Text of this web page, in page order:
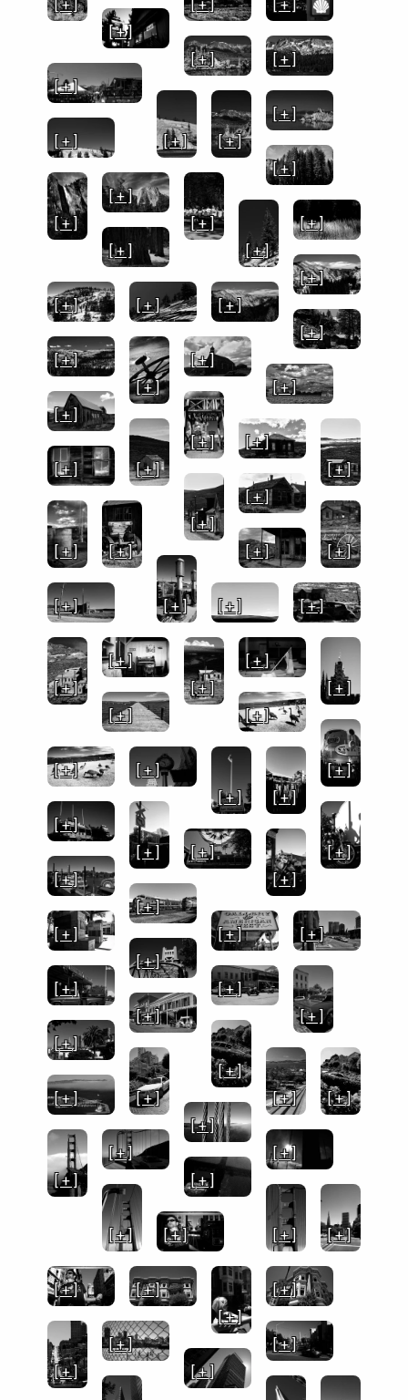
[ + ] [ + ]
[ + ]
[ + ]
[ + ]
[ + ]
[ + ]
[ + ] [ + ]
[ + ]
[ + ]
[ + ]
[ + ]
[ + ]
[ + ]
[ + ]
[ + ]
[ + ]
[ + ]
[ + ]
[ + ]
[ + ]
[ + ]
[ + ]
[ + ]
[ + ]
[ + ]
[ + ]
[ + ]
[ + ]
[ + ]
[ + ]
[ + ]
[ + ]
[ + ]
[ + ] [ + ] [ + ] [ + ]
[ + ]
[ + ] [ + ] [ + ]
[ + ]
[ + ]
[ + ]
[ + ]
[ + ] [ + ]
[ + ]
[ + ]
[ + ]
[ + ]
[ + ]
[ + ]
[ + ]
[ + ]
[ + ]
[ + ]
[ + ]
[ + ]
[ + ]
[ + ] [ + ]
[ + ]
[ + ]
[ + ]
[ + ]
[ + ]
[ + ]
[ + ]
[ + ]
[ + ]
[ + ] [ + ]
[ + ]
[ + ]
[ + ]
[ + ]
[ + ]
[ + ]
[ + ] [ + ]
[ + ]
[ + ]
[ + ]
[ + ]
[ + ]
[ + ]
[ + ]
[ + ]
[ + ]
[ + ]